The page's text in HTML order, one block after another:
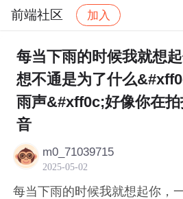
前端社区 加入
社区 前端社区 感慨 帖
每当下雨的时候我就想
想不通是为了什么
雨声&#xff0c;好像你在
音
m0_71039715
2025-05-02
每当下雨的时候我就想起你，